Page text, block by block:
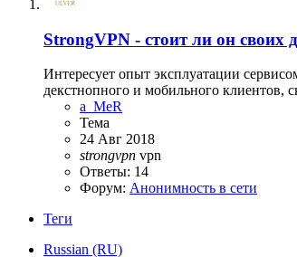
StrongVPN - стоит ли он своих
Интересует опыт эксплуатации
декстнопного и мобильного клиентов,
a_MeR
Тема
24 Авг 2018
strongvpn vpn
Ответы: 14
Форум: Анонимность в сети
Теги
Russian (RU)